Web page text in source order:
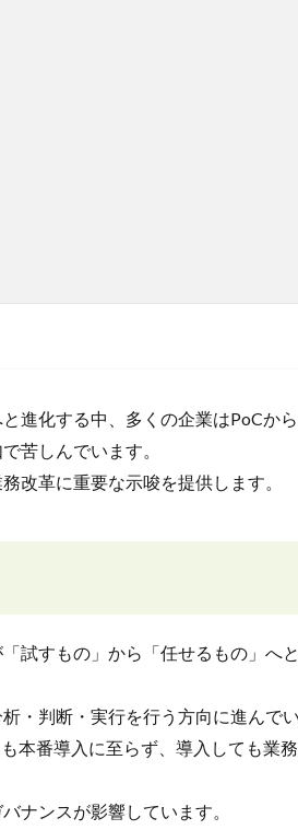
進化する中、多くの企業はPoCか
苦しんでいます。
改革に重要な示唆を提供します。
試すもの」から「任せるもの」へ
・判断・実行を行う方向に進んでい
本番導入に至らず、導入しても業
ナンスが影響しています。